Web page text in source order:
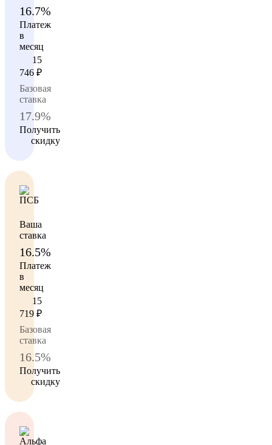
16.7%
Платеж
в
месяц
15
746 ₽
Базовая
ставка
17.9%
Получить
скидку
Ваша
ставка
16.5%
Платеж
в
месяц
15
719 ₽
Базовая
ставка
16.5%
Получить
скидку